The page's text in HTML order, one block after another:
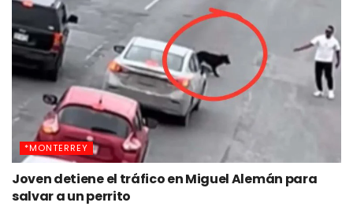
*MONTERREY
Joven detiene el tráfico en Miguel Alemán para
salvar a un perrito